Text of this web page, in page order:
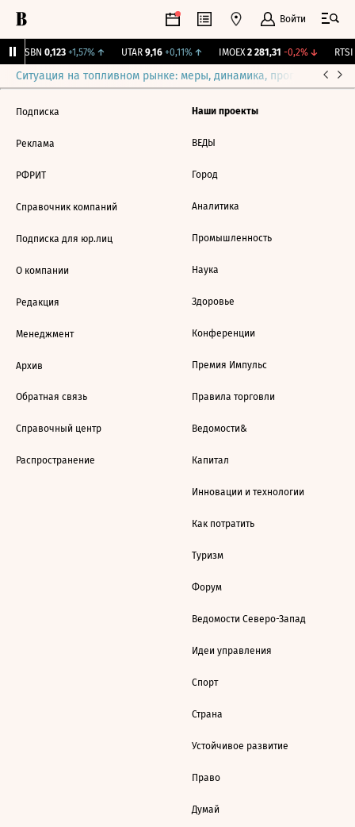
Войти
USBN 0,123 +1,57%↑ UTAR 9,16 +0,11%↑ IMOEX 2 281,31 -0,2%↓ RTSI
Ситуация на топливном рынке: меры, динамика, прогнозы
Подписка
Реклама
РФРИТ
Справочник компаний
Подписка для юр.лиц
О компании
Редакция
Менеджмент
Архив
Обратная связь
Справочный центр
Распространение
Наши проекты
ВЕДЫ
Город
Аналитика
Промышленность
Наука
Здоровье
Конференции
Премия Импульс
Правила торговли
Ведомости&
Капитал
Инновации и технологии
Как потратить
Туризм
Форум
Ведомости Северо-Запад
Идеи управления
Спорт
Страна
Устойчивое развитие
Право
Думай